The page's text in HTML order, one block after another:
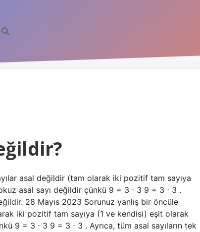
asal değildir (tam olarak iki pozitif tam sayıya
asal sayı değildir çünkü 9 = 3 ⋅ 3 9 = 3 ⋅ 3 .
28 Mayıs 2023 Sorunuz yanlış bir öncüle
iki pozitif tam sayıya (1 ve kendisi) eşit olarak
9 = 3 ⋅ 3 9 = 3 ⋅ 3 . Ayrıca, tüm asal sayıların tek